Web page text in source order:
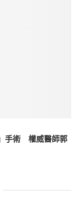
手術 權威醫師郭